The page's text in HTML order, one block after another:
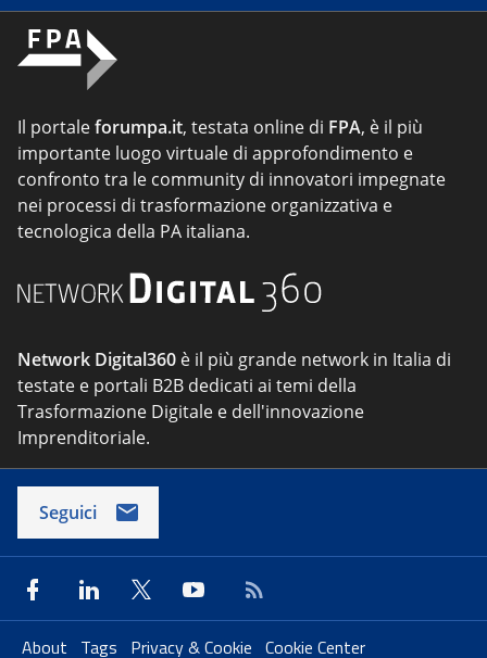
Il portaleforumpa.it, testata online di FPA, è il più
importante luogo virtuale di approfondimento e
confronto tra le community di innovatori impegnate
nei processi di trasformazione organizzativa e
tecnologica della PA italiana.
Network Digital360 è il più grande network in Italia di
testate e portali B2B dedicati ai temi della
Trasformazione Digitale e dell'innovazione
Imprenditoriale.
Seguici
About Tags Privacy & Cookie Cookie Center